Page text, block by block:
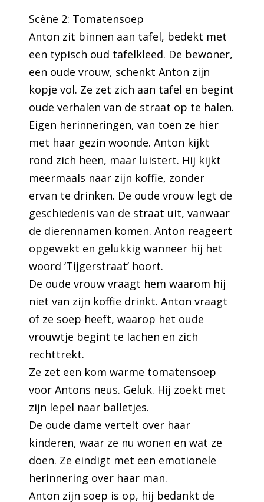
Scène 2: Tomatensoep
Anton zit binnen aan tafel, bedekt met
een typisch oud tafelkleed. De bewoner,
een oude vrouw, schenkt Anton zijn
kopje vol. Ze zet zich aan tafel en begint
oude verhalen van de straat op te halen.
Eigen herinneringen, van toen ze hier
met haar gezin woonde. Anton kijkt
rond zich heen, maar luistert. Hij kijkt
meermaals naar zijn koffie, zonder
ervan te drinken. De oude vrouw legt de
geschiedenis van de straat uit, vanwaar
de dierennamen komen. Anton reageert
opgewekt en gelukkig wanneer hij het
woord ‘Tijgerstraat’ hoort.
De oude vrouw vraagt hem waarom hij
niet van zijn koffie drinkt. Anton vraagt
of ze soep heeft, waarop het oude
vrouwtje begint te lachen en zich
rechttrekt.
Ze zet een kom warme tomatensoep
voor Antons neus. Geluk. Hij zoekt met
zijn lepel naar balletjes.
De oude dame vertelt over haar
kinderen, waar ze nu wonen en wat ze
doen. Ze eindigt met een emotionele
herinnering over haar man.
Anton zijn soep is op, hij bedankt de